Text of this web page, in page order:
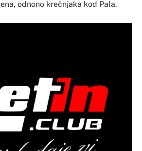
odnono krečnjaka kod Pala.